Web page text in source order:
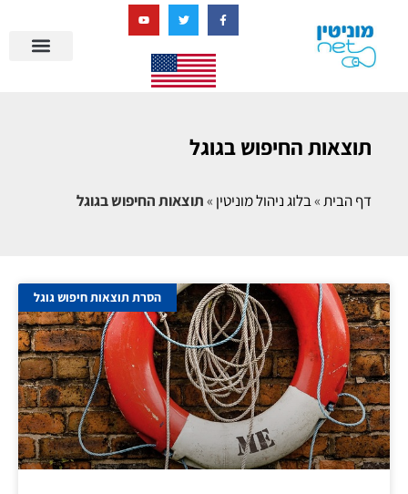
תוצאות החיפוש בגוגל
דף הבית»בלוג ניהול מוניטין »תוצאות החיפוש בגוגל
הסרת תוצאות חיפוש גוגל